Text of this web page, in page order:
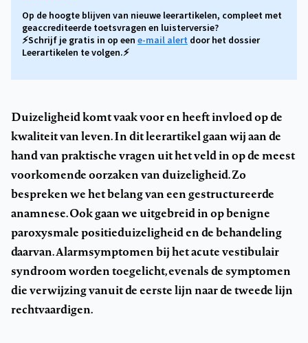
Op de hoogte blijven van nieuwe leerartikelen, compleet met
geaccrediteerde toetsvragen en luisterversie?
⚡Schrijf je gratis in op een e-mail alert door het dossier
Leerartikelen te volgen.⚡
Duizeligheid komt vaak voor en heeft invloed op de
kwaliteit van leven. In dit leerartikel gaan wij aan de
hand van praktische vragen uit het veld in op de meest
voorkomende oorzaken van duizeligheid. Zo
bespreken we het belang van een gestructureerde
anamnese. Ook gaan we uitgebreid in op benigne
paroxysmale positieduizeligheid en de behandeling
daarvan. Alarmsymptomen bij het acute vestibulair
syndroom worden toegelicht, evenals de symptomen
die verwijzing vanuit de eerste lijn naar de tweede lijn
rechtvaardigen.